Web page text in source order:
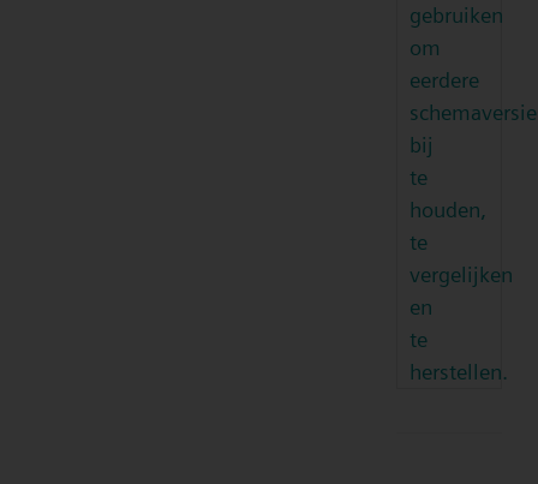
gebruiken
om
eerdere
bij
te
houden,
te
vergelijken
en
te
herstellen.